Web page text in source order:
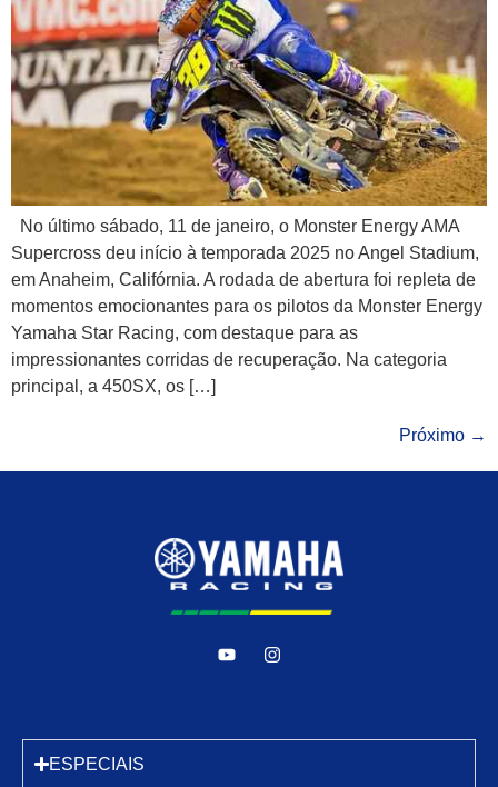
No último sábado, 11 de janeiro, o Monster Energy AMA
Supercross deu início à temporada 2025 no Angel Stadium,
em Anaheim, Califórnia. A rodada de abertura foi repleta de
momentos emocionantes para os pilotos da Monster Energy
Yamaha Star Racing, com destaque para as
impressionantes corridas de recuperação. Na categoria
principal, a 450SX, os […]
Próximo →
ESPECIAIS